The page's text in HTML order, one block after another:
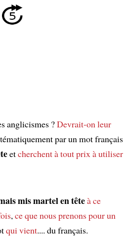
anglicismes ?Devrait-on leur
par un mot français
etcherchent à tout prix à utiliser
mis martel en têteà ce
, ce que nous prenons pour un
qui vient.... du français.